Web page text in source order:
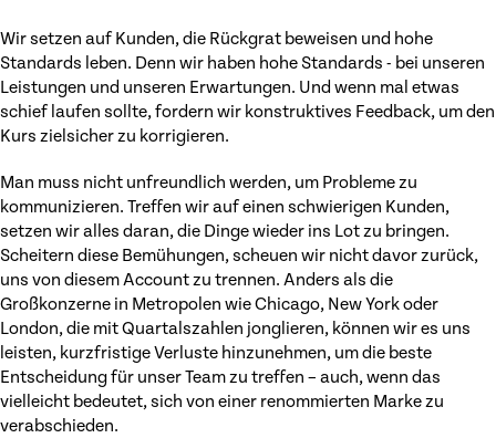
Wir setzen auf Kunden, die Rückgrat beweisen und hohe
Standards leben. Denn wir haben hohe Standards - bei unseren
Leistungen und unseren Erwartungen. Und wenn mal etwas
schief laufen sollte, fordern wir konstruktives Feedback, um den
Kurs zielsicher zu korrigieren.
Man muss nicht unfreundlich werden, um Probleme zu
kommunizieren. Treffen wir auf einen schwierigen Kunden,
setzen wir alles daran, die Dinge wieder ins Lot zu bringen.
Scheitern diese Bemühungen, scheuen wir nicht davor zurück,
uns von diesem Account zu trennen. Anders als die
Großkonzerne in Metropolen wie Chicago, New York oder
London, die mit Quartalszahlen jonglieren, können wir es uns
leisten, kurzfristige Verluste hinzunehmen, um die beste
Entscheidung für unser Team zu treffen – auch, wenn das
vielleicht bedeutet, sich von einer renommierten Marke zu
verabschieden.